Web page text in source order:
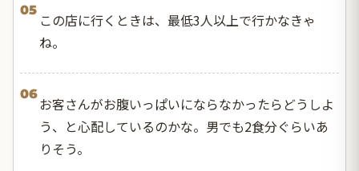
05
この店に行くときは、最低3人以上で行かなきゃ
ね。
06
お客さんがお腹いっぱいにならなかったらどうしよ
う、と心配しているのかな。男でも2食分ぐらいあ
りそう。